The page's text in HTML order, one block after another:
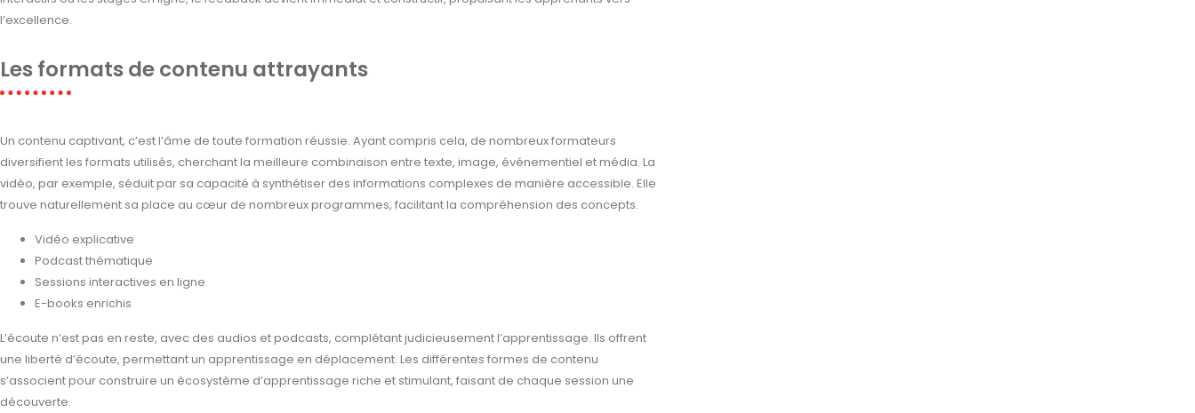
l’excellence.
Les formats de contenu attrayants
Un contenu captivant, c’est l’âme de toute formation réussie. Ayant compris cela, de nombreux formateurs
diversifient les formats utilisés, cherchant la meilleure combinaison entre texte, image, événementiel et média. La
vidéo, par exemple, séduit par sa capacité à synthétiser des informations complexes de manière accessible. Elle
trouve naturellement sa place au cœur de nombreux programmes, facilitant la compréhension des concepts.
Vidéo explicative
Podcast thématique
Sessions interactives en ligne
E-books enrichis
L’écoute n’est pas en reste, avec des audios et podcasts, complétant judicieusement l’apprentissage. Ils offrent
une liberté d’écoute, permettant un apprentissage en déplacement. Les différentes formes de contenu
s’associent pour construire un écosystème d’apprentissage riche et stimulant, faisant de chaque session une
découverte.